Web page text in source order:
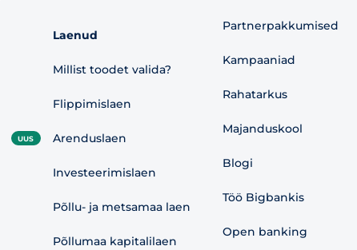
UUS
Laenud
Millist toodet valida?
Flippimislaen
Arenduslaen
Investeerimislaen
Põllu- ja metsamaa laen
Põllumaa kapitalilaen
Partnerpakkumised
Kampaaniad
Rahatarkus
Majanduskool
Blogi
Töö Bigbankis
Open banking